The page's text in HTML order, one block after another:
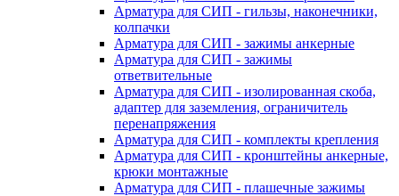
Арматура для СИП - гильзы, наконечники,
колпачки
Арматура для СИП - зажимы анкерные
Арматура для СИП - зажимы
ответвительные
Арматура для СИП - изолированная скоба,
адаптер для заземления, ограничитель
перенапряжения
Арматура для СИП - комплекты крепления
Арматура для СИП - кронштейны анкерные,
крюки монтажные
Арматура для СИП - плашечные зажимы